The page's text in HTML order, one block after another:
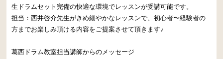
生ドラムセット完備の快適な環境でレッスンが受講可能です。
担当：西井啓介先生がきめ細やかなレッスンで、初心者〜経験者の
方までお楽しみ頂ける内容をご提案させて頂きます♪
葛西ドラム教室担当講師からのメッセージ